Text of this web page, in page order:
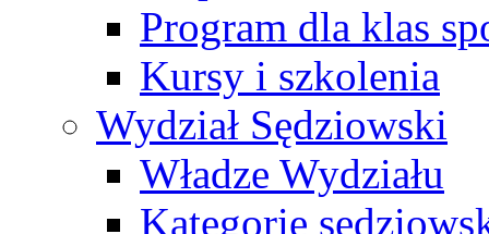
Program dla klas
Kursy i szkolenia
Wydział Sędziowski
Władze Wydziału
Kategorie